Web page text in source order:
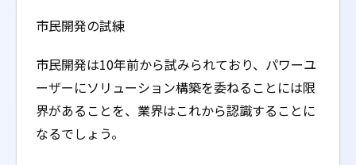
市民開発の試練
市民開発は10年前から試みられており、パワーユ
ーザーにソリューション構築を委ねることには限
界があることを、業界はこれから認識することに
なるでしょう。